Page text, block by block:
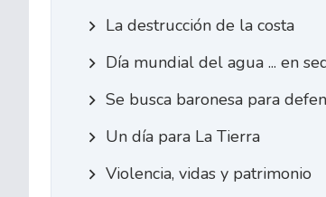
La destrucción de la costa
Día mundial del agua ... en
Se busca baronesa para
Un día para La Tierra
Violencia, vidas y patrimonio